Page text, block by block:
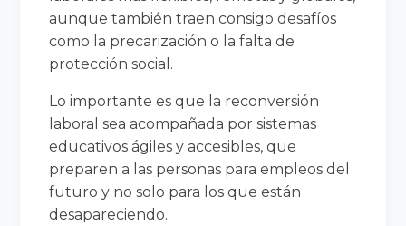
aunque también traen consigo desafíos
como la precarización o la falta de
protección social.
Lo importante es que la reconversión
laboral sea acompañada por sistemas
educativos ágiles y accesibles, que
preparen a las personas para empleos del
futuro y no solo para los que están
desapareciendo.